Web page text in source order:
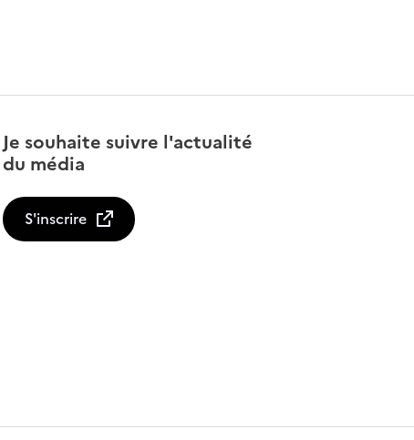
Je souhaite suivre l'actualité
du média
S'inscrire